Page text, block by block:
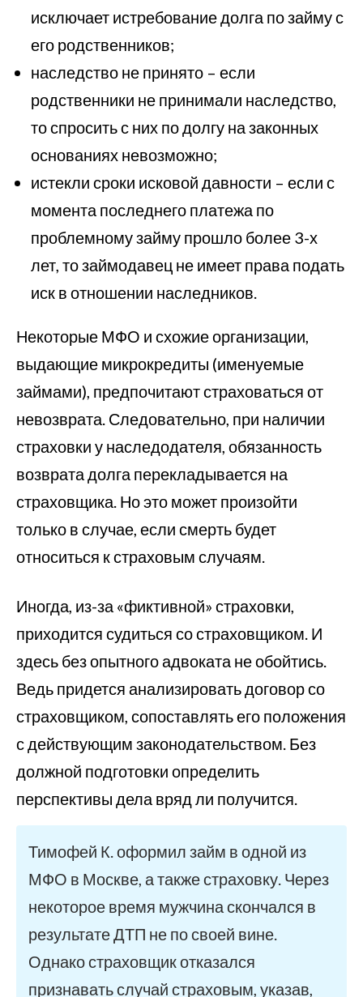
исключает истребование долга по займу с
его родственников;
наследство не принято – если
родственники не принимали наследство,
то спросить с них по долгу на законных
основаниях невозможно;
истекли сроки исковой давности – если с
момента последнего платежа по
проблемному займу прошло более 3-х
лет, то займодавец не имеет права подать
иск в отношении наследников.
Некоторые МФО и схожие организации,
выдающие микрокредиты (именуемые
займами), предпочитают страховаться от
невозврата. Следовательно, при наличии
страховки у наследодателя, обязанность
возврата долга перекладывается на
страховщика. Но это может произойти
только в случае, если смерть будет
относиться к страховым случаям.
Иногда, из-за «фиктивной» страховки,
приходится судиться со страховщиком. И
здесь без опытного адвоката не обойтись.
Ведь придется анализировать договор со
страховщиком, сопоставлять его положения
с действующим законодательством. Без
должной подготовки определить
перспективы дела вряд ли получится.
Тимофей К. оформил займ в одной из
МФО в Москве, а также страховку. Через
некоторое время мужчина скончался в
результате ДТП не по своей вине.
Однако страховщик отказался
признавать случай страховым, указав,